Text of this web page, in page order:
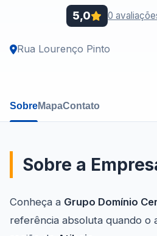
5,0 0
Rua Lourenço Pinto
SobreMapaContato
Sobre a
Conheça a Grupo Domínio
referência absoluta quando o